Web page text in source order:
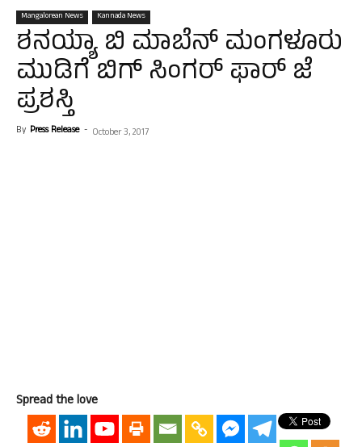
Mangalorean News Kannada News
ಶನಯ್ಯಾ ಬಿ ಮಾಬೆನ್ ಮಂಗಳೂರು
ಮುಡಿಗೆ ಬಿಗ್ ಸಿಂಗರ್ ಫಾರ್ ಜೆ
ಪ್ರಶಸ್ತಿ
By Press Release - October 3, 2017
Spread the love